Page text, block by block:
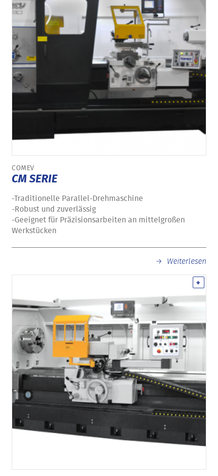
COMEV
CM SERIE
-Traditionelle Parallel-Drehmaschine
-Robust und zuverlässig
-Geeignet für Präzisionsarbeiten an mittelgroßen
Werkstücken
Weiterlesen
+